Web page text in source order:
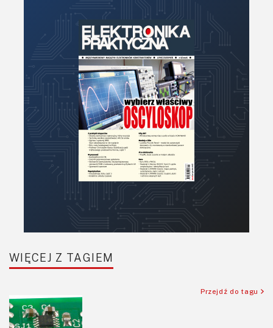
Optoelektronika
PCB/Montaż
Podstawy elektroniki
Podzespoły bierne
Półprzewodniki
Pomiary i testy
Projektowanie
Sensory
Software
Sterowanie
WIĘCEJ Z TAGIEM
Przejdź do tagu